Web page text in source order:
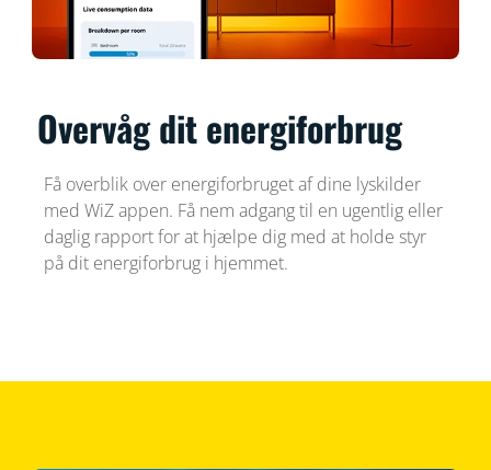
Overvåg dit energiforbrug
Få overblik over energiforbruget af dine lyskilder
med WiZ appen. Få nem adgang til en ugentlig eller
daglig rapport for at hjælpe dig med at holde styr
på dit energiforbrug i hjemmet.